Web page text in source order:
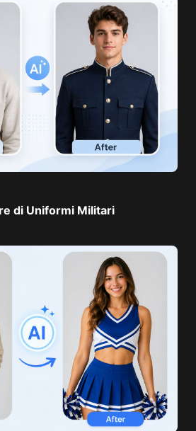
di Uniformi Militari